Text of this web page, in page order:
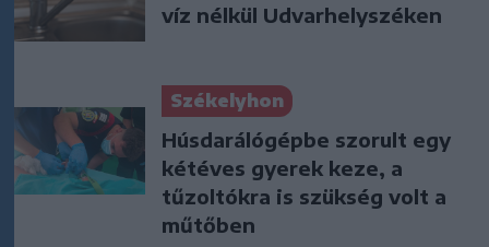
víz nélkül Udvarhelyszéken
Székelyhon
Húsdarálógépbe szorult egy
kétéves gyerek keze, a
tűzoltókra is szükség volt a
műtőben